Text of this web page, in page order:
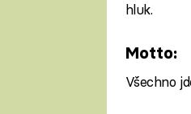
hluk.
Motto:
Všechno